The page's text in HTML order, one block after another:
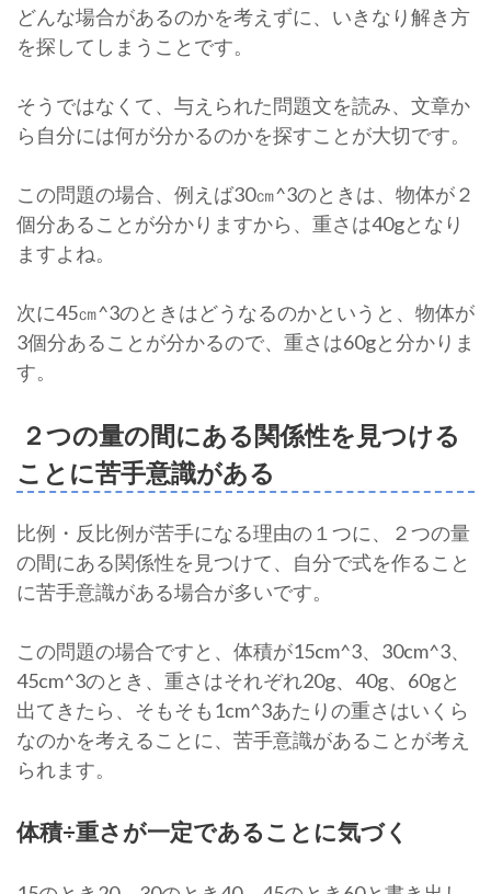
どんな場合があるのかを考えずに、いきなり解き方
を探してしまうことです。
そうではなくて、与えられた問題文を読み、文章か
ら自分には何が分かるのかを探すことが大切です。
この問題の場合、例えば30㎝^3のときは、物体が２
個分あることが分かりますから、重さは40gとなり
ますよね。
次に45㎝^3のときはどうなるのかというと、物体が
3個分あることが分かるので、重さは60gと分かりま
す。
２つの量の間にある関係性を見つける
ことに苦手意識がある
比例・反比例が苦手になる理由の１つに、２つの量
の間にある関係性を見つけて、自分で式を作ること
に苦手意識がある場合が多いです。
この問題の場合ですと、体積が15cm^3、30cm^3、
45cm^3のとき、重さはそれぞれ20g、40g、60gと
出てきたら、そもそも1cm^3あたりの重さはいくら
なのかを考えることに、苦手意識があることが考え
られます。
体積÷重さが一定であることに気づく